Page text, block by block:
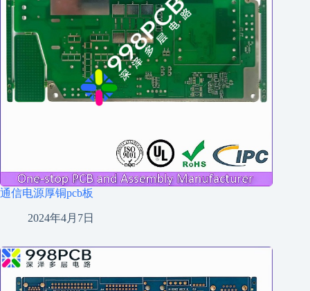
通信电源厚铜pcb板
2024年4月7日